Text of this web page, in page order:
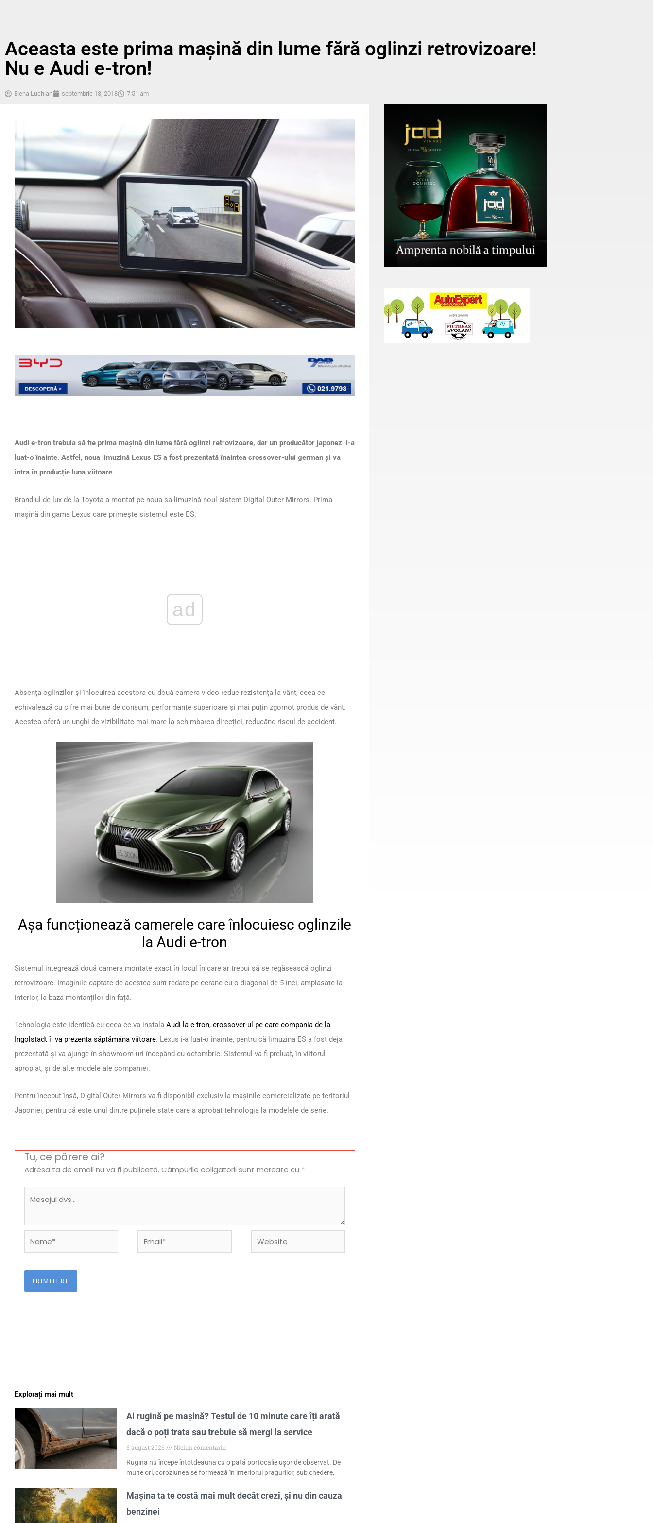
Aceasta este prima mașină din lume fără oglinzi retrovizoare!
Nu e Audi e-tron!
Elena Luchian septembrie 13, 2018 7:51 am
Audi e-tron trebuia să fie prima mașină din lume fără oglinzi retrovizoare, dar un producător japonez i-a
luat-o înainte. Astfel, noua limuzină Lexus ES a fost prezentată înaintea crossover-ului german și va
intra în producție luna viitoare.
Brand-ul de lux de la Toyota a montat pe noua sa limuzină noul sistem Digital Outer Mirrors. Prima
mașină din gama Lexus care primește sistemul este ES.
ad
Absența oglinzilor și înlocuirea acestora cu două camera video reduc rezistența la vânt, ceea ce
echivalează cu cifre mai bune de consum, performanțe superioare și mai puțin zgomot produs de vânt.
Acestea oferă un unghi de vizibilitate mai mare la schimbarea direcției, reducând riscul de accident.
Așa funcționează camerele care înlocuiesc oglinzile
la Audi e-tron
Sistemul integrează două camera montate exact în locul în care ar trebui să se regăsească oglinzi
retrovizoare. Imaginile captate de acestea sunt redate pe ecrane cu o diagonal de 5 inci, amplasate la
interior, la baza montanților din față.
Tehnologia este identică cu ceea ce va instala Audi la e-tron, crossover-ul pe care compania de la
Ingolstadt îl va prezenta săptămâna viitoare. Lexus i-a luat-o înainte, pentru că limuzina ES a fost deja
prezentată și va ajunge în showroom-uri începând cu octombrie. Sistemul va fi preluat, în viitorul
apropiat, și de alte modele ale companiei.
Pentru început însă, Digital Outer Mirrors va fi disponibil exclusiv la mașinile comercializate pe teritoriul
Japoniei, pentru că este unul dintre puținele state care a aprobat tehnologia la modelele de serie.
Tu, ce părere ai?
Adresa ta de email nu va fi publicată. Câmpurile obligatorii sunt marcate cu *
Explorați mai mult
Ai rugină pe mașină? Testul de 10 minute care îți arată
dacă o poți trata sau trebuie să mergi la service
6 august 2026
Niciun comentariu
Rugina nu începe întotdeauna cu o pată portocalie ușor de observat. De
multe ori, coroziunea se formează în interiorul pragurilor, sub chedere,
Mașina ta te costă mai mult decât crezi, și nu din cauza
benzinei